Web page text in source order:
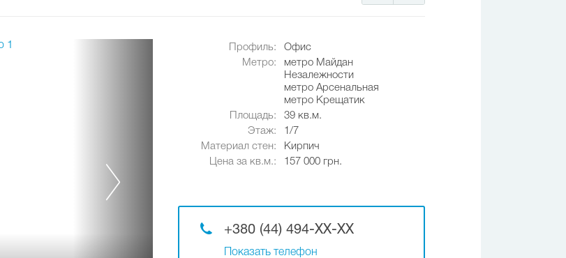
Профиль:
Офис
Метро:
метро Майдан
Незалежности
метро Арсенальная
метро Крещатик
Площадь:
39 кв.м.
Этаж:
1/7
Материал стен:
Кирпич
Цена за кв.м.:
157 000 грн.
+380 (44) 494-XX-XX
Показать телефон